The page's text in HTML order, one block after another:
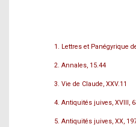
1. Lettres et Panégyrique
2. Annales, 15.44
3. Vie de Claude, XXV.11
4. Antiquités juives, XVIII,
5. Antiquités juives, XX,